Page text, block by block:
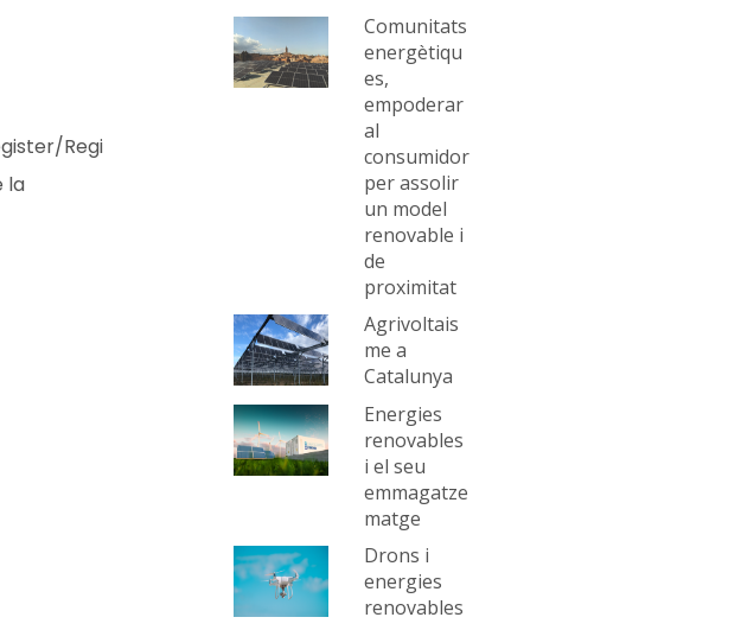
Regi
la
Comunitats
energètiqu
es,
empoderar
al
consumidor
per assolir
un model
renovable i
de
proximitat
Agrivoltais
me a
Catalunya
Energies
renovables
i el seu
emmagatze
matge
Drons i
energies
renovables